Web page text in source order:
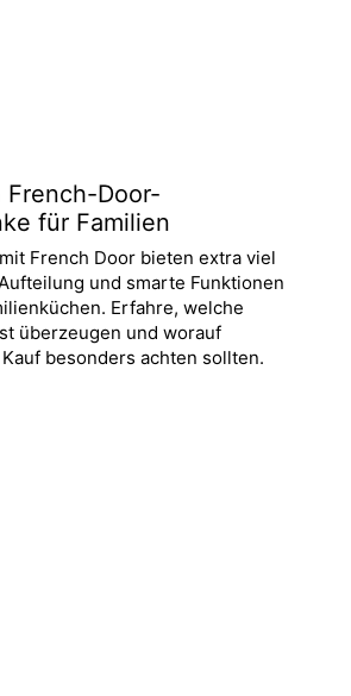
French-Door-
für Familien
French Door bieten extra viel
und smarte Funktionen
Erfahre, welche
überzeugen und worauf
besonders achten sollten.